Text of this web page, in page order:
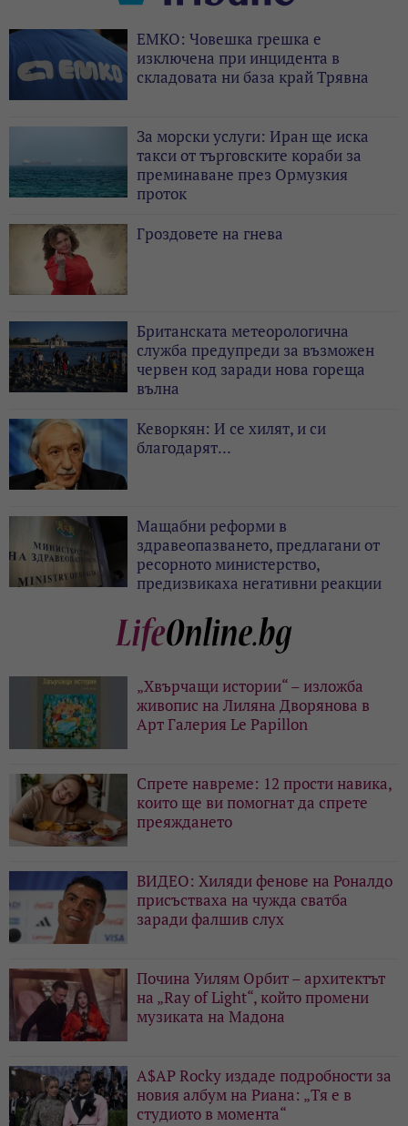
ЕМКО: Човешка грешка е
изключена при инцидента в
складовата ни база край Трявна
За морски услуги: Иран ще иска
такси от търговските кораби за
преминаване през Ормузкия
проток
Гроздовете на гнева
Британската метеорологична
служба предупреди за възможен
червен код заради нова гореща
вълна
Кеворкян: И се хилят, и си
благодарят...
Мащабни реформи в
здравеопазването, предлагани от
ресорното министерство,
предизвикаха негативни реакции
„Хвърчащи истории“ – изложба
живопис на Лиляна Дворянова в
Арт Галерия Le Papillon
Спрете навреме: 12 прости навика,
които ще ви помогнат да спрете
преяждането
ВИДЕО: Хиляди фенове на Роналдо
присъстваха на чужда сватба
заради фалшив слух
Почина Уилям Орбит – архитектът
на „Ray of Light“, който промени
музиката на Мадона
A$AP Rocky издаде подробности за
новия албум на Риана: „Тя е в
студиото в момента“